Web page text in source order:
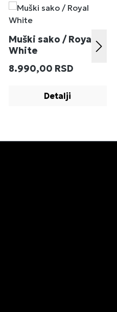
Muški sako / Royal
White
Redovna cena:
8.990,00 RSD
Detalji